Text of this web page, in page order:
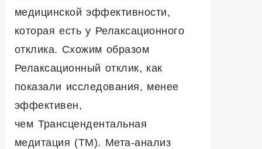
медицинской эффективности,
которая есть у Релаксационного
отклика. Схожим образом
Релаксационный отклик, как
показали исследования, менее
эффективен,
чем Трансцендентальная
медитация (ТМ). Мета-анализ